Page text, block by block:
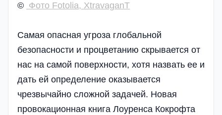
© Фото Fotolia, XtravaganT
Самая опасная угроза глобальной
безопасности и процветанию скрывается от
нас на самой поверхности, хотя назвать ее и
дать ей определение оказывается
чрезвычайно сложной задачей. Новая
провокационная книга Лоуренса Кокрофта